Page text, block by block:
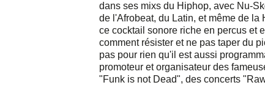
dans ses mixs du Hiphop, avec Nu-
de l'Afrobeat, du Latin, et même de la
ce cocktail sonore riche en percus et
comment résister et ne pas taper du
pas pour rien qu'il est aussi
promoteur et organisateur des
"Funk is not Dead", des concerts